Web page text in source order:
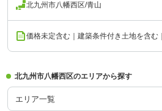
北九州市八幡西区/青山
価格未定含む｜建築条件付き土地を含む｜
北九州市八幡西区のエリアから探す
エリア一覧